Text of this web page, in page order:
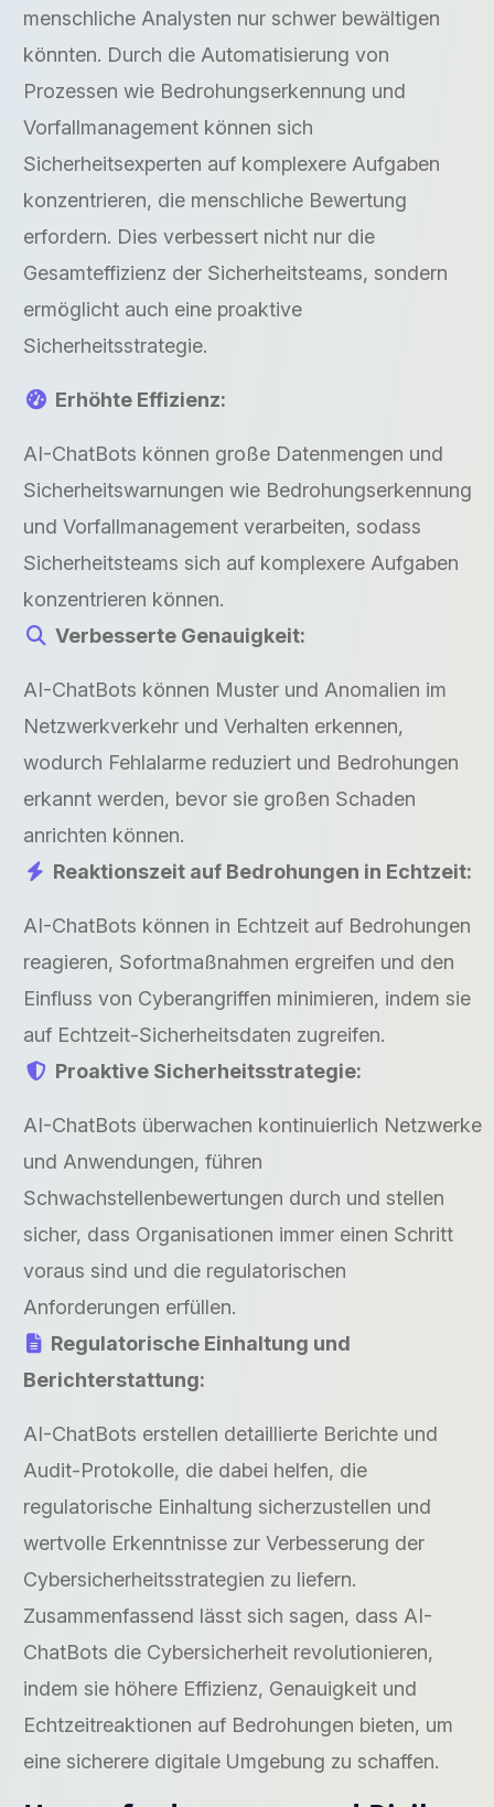
menschliche Analysten nur schwer bewältigen
könnten. Durch die Automatisierung von
Prozessen wie Bedrohungserkennung und
Vorfallmanagement können sich
Sicherheitsexperten auf komplexere Aufgaben
konzentrieren, die menschliche Bewertung
erfordern. Dies verbessert nicht nur die
Gesamteffizienz der Sicherheitsteams, sondern
ermöglicht auch eine proaktive
Sicherheitsstrategie.
Erhöhte Effizienz:
AI-ChatBots können große Datenmengen und
Sicherheitswarnungen wie Bedrohungserkennung
und Vorfallmanagement verarbeiten, sodass
Sicherheitsteams sich auf komplexere Aufgaben
konzentrieren können.
Verbesserte Genauigkeit:
AI-ChatBots können Muster und Anomalien im
Netzwerkverkehr und Verhalten erkennen,
wodurch Fehlalarme reduziert und Bedrohungen
erkannt werden, bevor sie großen Schaden
anrichten können.
Reaktionszeit auf Bedrohungen in Echtzeit:
AI-ChatBots können in Echtzeit auf Bedrohungen
reagieren, Sofortmaßnahmen ergreifen und den
Einfluss von Cyberangriffen minimieren, indem sie
auf Echtzeit-Sicherheitsdaten zugreifen.
Proaktive Sicherheitsstrategie:
AI-ChatBots überwachen kontinuierlich Netzwerke
und Anwendungen, führen
Schwachstellenbewertungen durch und stellen
sicher, dass Organisationen immer einen Schritt
voraus sind und die regulatorischen
Anforderungen erfüllen.
Regulatorische Einhaltung und
Berichterstattung:
AI-ChatBots erstellen detaillierte Berichte und
Audit-Protokolle, die dabei helfen, die
regulatorische Einhaltung sicherzustellen und
wertvolle Erkenntnisse zur Verbesserung der
Cybersicherheitsstrategien zu liefern.
Zusammenfassend lässt sich sagen, dass AI-
ChatBots die Cybersicherheit revolutionieren,
indem sie höhere Effizienz, Genauigkeit und
Echtzeitreaktionen auf Bedrohungen bieten, um
eine sicherere digitale Umgebung zu schaffen.